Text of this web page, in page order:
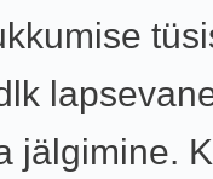
jälgimine.